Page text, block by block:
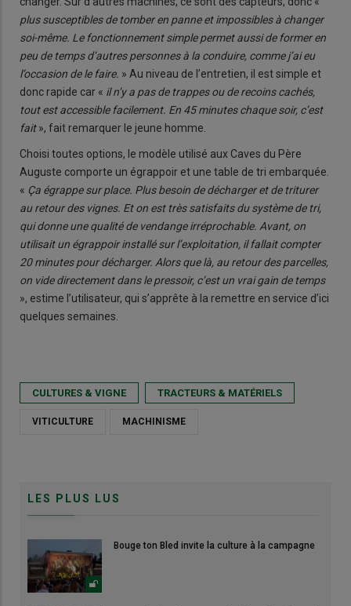
plus susceptibles de tomber en panne et impossibles à changer
soi-même. Le fonctionnement simple permet aussi de former en
peu de temps d’autres personnes à la conduire, comme j’ai eu
l’occasion de le faire. » Au niveau de l’entretien, il est simple et
donc rapide car « il n’y a pas de trappes ou de recoins cachés,
tout est accessible facilement. En 45 minutes chaque soir, c’est
fait», fait remarquer le jeune homme.
Choisi toutes options, le modèle utilisé aux Caves du Père
Auguste comporte un égrappoir et une table de tri embarquée.
« Ça égrappe sur place. Plus besoin de décharger et de triturer
au retour des vignes. Et on est très satisfaits du système de tri,
qui donne une qualité de vendange irréprochable. Avant, on
utilisait un égrappoir installé sur l’exploitation, il fallait compter
20 minutes pour décharger. Alors que là, au retour des parcelles,
on vide directement dans le pressoir, c’est un vrai gain de temps
», estime l’utilisateur, qui s’apprête à la remettre en service d’ici
quelques semaines.
CULTURES & VIGNE TRACTEURS & MATÉRIELS
VITICULTURE MACHINISME
LES PLUS LUS
Bouge ton Bled invite la culture à la campagne